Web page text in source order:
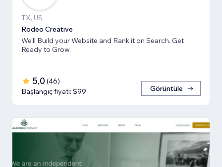
TX, US
Rodeo Creative
We'll Build your Website and Rank it on Search. Get
Ready to Grow.
5,0 (46)
Başlangıç fiyatı: $99
Görüntüle